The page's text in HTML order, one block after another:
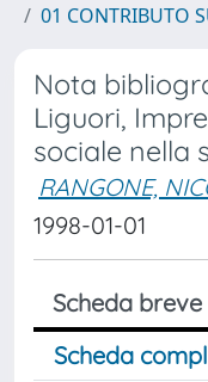
01 CONTRIBUTO
Nota
Liguori,
sociale nella
RANGONE,
1998-01-01
Scheda breve
Scheda